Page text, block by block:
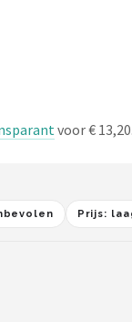
voor € 13,20.
Prijs: